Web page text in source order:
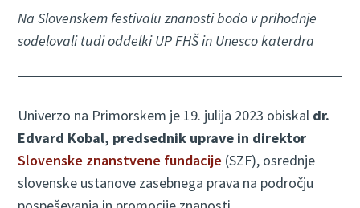
Na Slovenskem festivalu znanosti bodo v prihodnje
sodelovali tudi oddelki UP FHŠ in Unesco katerdra
Univerzo na Primorskem je 19. julija 2023 obiskal dr.
Edvard Kobal, predsednik uprave in direktor
Slovenske znanstvene fundacije (SZF), osrednje
slovenske ustanove zasebnega prava na področju